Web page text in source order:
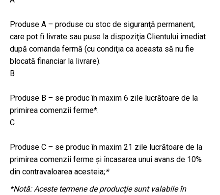
Produse A – produse cu stoc de siguranţă permanent,
care pot fi livrate sau puse la dispoziţia Clientului imediat
după comanda fermă (cu condiţia ca aceasta să nu fie
blocată financiar la livrare).
B
Produse B – se produc în maxim 6 zile lucrătoare de la
primirea comenzii ferme*.
C
Produse C – se produc în maxim 21 zile lucrătoare de la
primirea comenzii ferme şi încasarea unui avans de 10%
din contravaloarea acesteia;*
*Notă: Aceste termene de producţie sunt valabile în